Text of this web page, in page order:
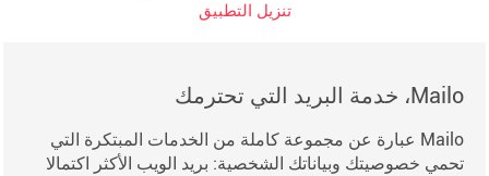
تنزيل التطبيق
Mailo، خدمة البريد التي تحترمك
Mailo عبارة عن مجموعة كاملة من الخدمات المبتكرة التي
تحمي خصوصيتك وبياناتك الشخصية: بريد الويب الأكثر اكتمالا